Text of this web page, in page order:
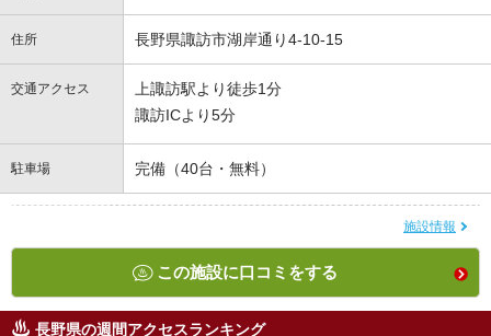
住所 長野県諏訪市湖岸通り4-10-15
交通アクセス
上諏訪駅より徒歩1分
諏訪ICより5分
駐車場 完備（40台・無料）
施設情報
この施設に口コミをする
長野県の週間アクセスランキング